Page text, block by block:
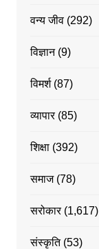
वन्य जीव(292)
विज्ञान(9)
विमर्श(87)
व्यापार(85)
शिक्षा(392)
समाज(78)
सरोकार(1,617)
संस्कृति(53)